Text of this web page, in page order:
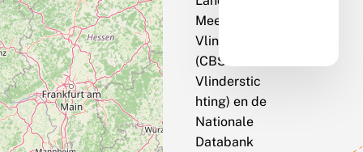
Meetnet
Vlinders
(CBS / De
Vlinderstic
hting) en de
Nationale
Databank